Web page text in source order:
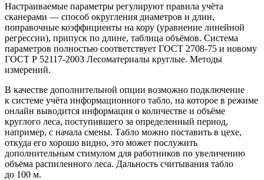
Настраиваемые параметры регулируют правила учёта
сканерами — способ округления диаметров и длин,
поправочные коэффициенты на кору (уравнение линейной
регрессии), припуск по длине, таблица объёмов. Система
параметров полностью соответствует ГОСТ 2708-75 и новому
ГОСТ Р 52117-2003 Лесоматериалы круглые. Методы
измерений.
В качестве дополнительной опции возможно подключение
к системе учёта информационного табло, на которое в режиме
онлайн выводится информация о количестве и объёме
круглого леса, поступившего за определенный период,
например, с начала смены. Табло можно поставить в цехе,
откуда его хорошо видно, это может послужить
дополнительным стимулом для работников по увеличению
объёма распиленного леса. Дальность считывания табло
до 100 м.